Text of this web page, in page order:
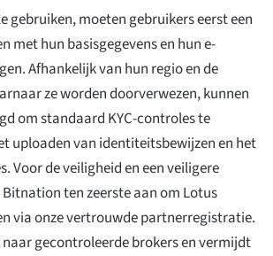
gebruiken, moeten gebruikers eerst een
met hun basisgegevens en hun e-
Afhankelijk van hun regio en de
ze worden doorverwezen, kunnen
om standaard KYC-controles te
uploaden van identiteitsbewijzen en het
Voor de veiligheid en een veiligere
ten zeerste aan om Lotus
via onze vertrouwde partnerregistratie.
naar gecontroleerde brokers en vermijdt